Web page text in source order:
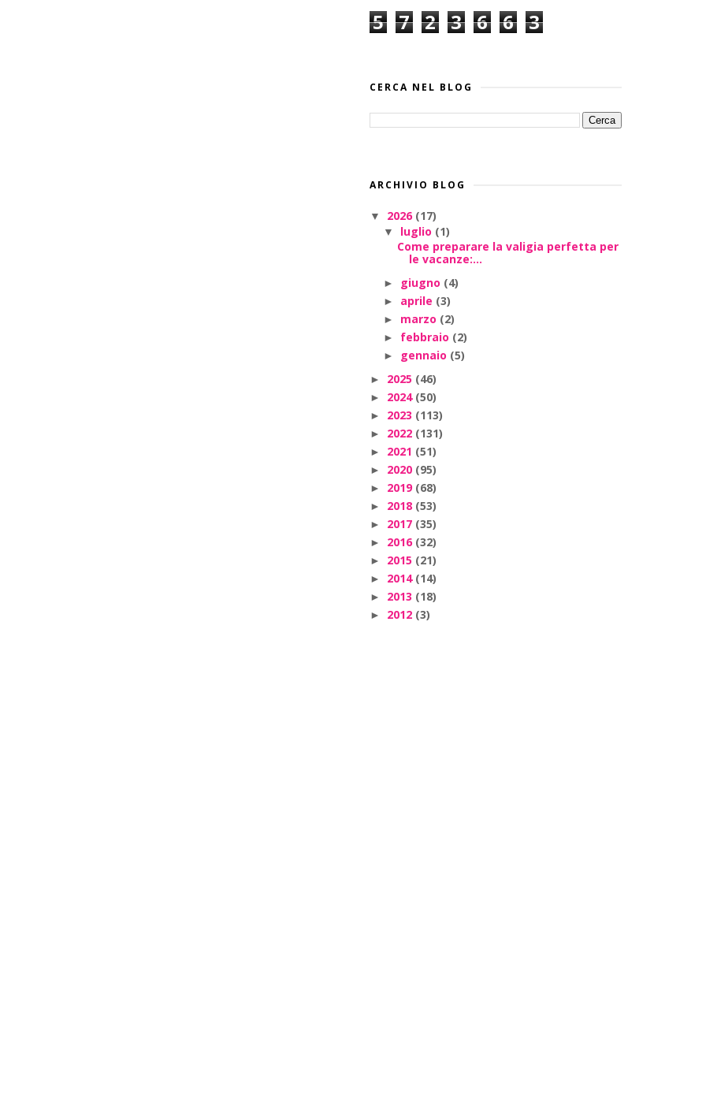
5 7 2 3 6 6 3
CERCA NEL BLOG
ARCHIVIO BLOG
▼ 2026 (17)
▼ luglio (1)
Come preparare la valigia perfetta per
le vacanze:...
► giugno (4)
► aprile (3)
► marzo (2)
► febbraio (2)
► gennaio (5)
► 2025 (46)
► 2024 (50)
► 2023 (113)
► 2022 (131)
► 2021 (51)
► 2020 (95)
► 2019 (68)
► 2018 (53)
► 2017 (35)
► 2016 (32)
► 2015 (21)
► 2014 (14)
► 2013 (18)
► 2012 (3)